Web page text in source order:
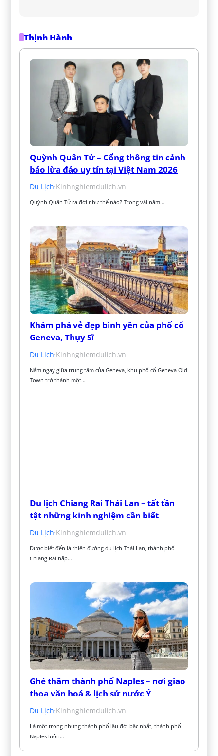
Thịnh Hành
Quỳnh Quân Tử – Cổng thông tin cảnh
báo lừa đảo uy tín tại Việt Nam 2026
Du Lịch·Kinhnghiemdulich.vn
Quỳnh Quân Tử ra đời như thế nào? Trong vài năm…
Khám phá vẻ đẹp bình yên của phố cổ
Geneva, Thụy Sĩ
Du Lịch·Kinhnghiemdulich.vn
Nằm ngay giữa trung tâm của Geneva, khu phố cổ Geneva Old
Town trở thành một…
Du lịch Chiang Rai Thái Lan – tất tần
tật những kinh nghiệm cần biết
Du Lịch·Kinhnghiemdulich.vn
Được biết đến là thiên đường du lịch Thái Lan, thành phố
Chiang Rai hấp…
Ghé thăm thành phố Naples – nơi giao
thoa văn hoá & lịch sử nước Ý
Du Lịch·Kinhnghiemdulich.vn
Là một trong những thành phố lâu đời bậc nhất, thành phố
Naples luôn…